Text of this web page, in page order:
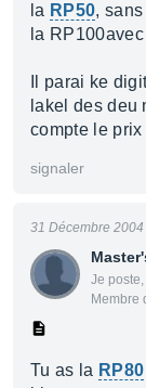
la RP50,
la
Il parai ke
lakel des deu
compte le
signaler
Je
Membre
31 Décembre
Tu as la RP80